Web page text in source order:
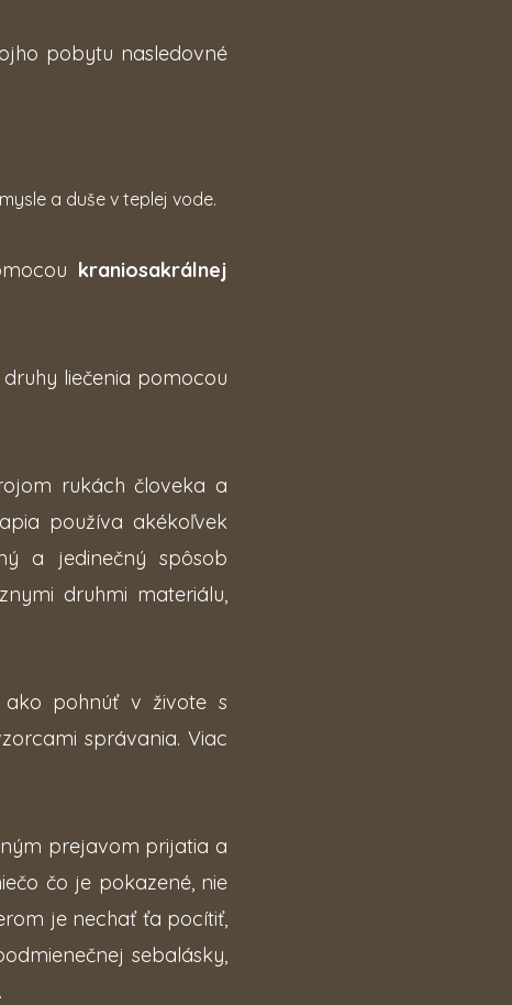
pobytu nasledovné
a duše v teplej vode.
kraniosakrálnej
liečenia pomocou
rukách človeka a
používa akékoľvek
a jedinečný spôsob
druhmi materiálu,
pohnúť v živote s
správania. Viac
prejavom prijatia a
čo je pokazené, nie
je nechať ťa pocítiť,
sebalásky,